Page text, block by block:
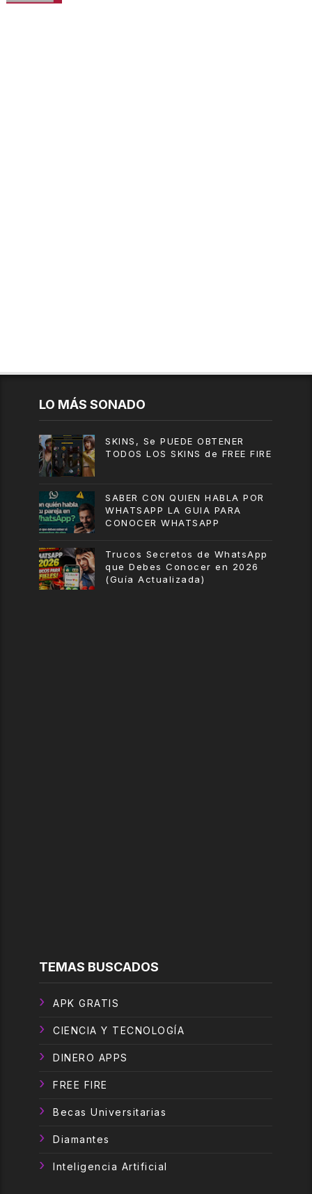
LO MÁS SONADO
SKINS, Se PUEDE OBTENER
TODOS LOS SKINS de FREE FIRE
SABER CON QUIEN HABLA POR
WHATSAPP LA GUIA PARA
CONOCER WHATSAPP
Trucos Secretos de WhatsApp
que Debes Conocer en 2026
(Guía Actualizada)
TEMAS BUSCADOS
APK GRATIS
CIENCIA Y TECNOLOGÍA
DINERO APPS
FREE FIRE
Becas Universitarias
Diamantes
Inteligencia Artificial